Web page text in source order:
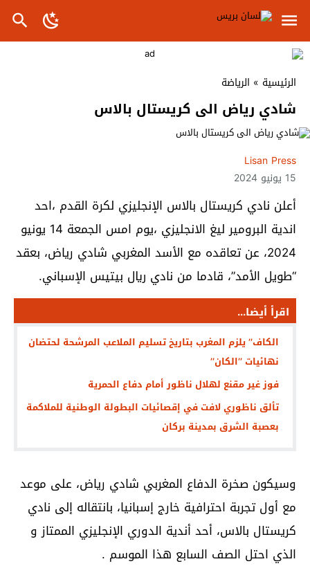
الرئيسية » الرياضة
شادي رياض الى كريستال بالاس
Lisan Press
15 يونيو 2024
أعلن نادي كريستال بالاس الإنجليزي لكرة القدم ،احد
اندية البرومير ليغ الانجليزي ،يوم امس الجمعة 14 يونيو
2024، عن تعاقده مع الأسد المغربي شادي رياض، بعقد
“طويل الأمد”، قادما من نادي ريال بيتيس الإسباني.
اقرأ أيضا...
الكاف’’ يلزم المغرب بتاريخ تسليم الملاعب المرشحة لحتضان
نهائيات ’’الكان’’
فوز غير مقنع لهلال ناظور أمام دفاع الحمرية
تألق ناظوري لافت في إقصائيات البطولة الوطنية للملاكمة
بعصبة الشرق بمدينة بركان
وسيكون صخرة الدفاع المغربي شادي رياض، على موعد
مع أول تجربة احترافية خارج إسبانيا، بانتقاله إلى نادي
كريستال بالاس، أحد أندية الدوري الإنجليزي الممتاز و
الذي احتل الصف السابع هذا الموسم .